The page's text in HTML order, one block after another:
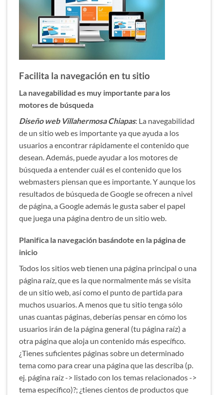
Facilita la navegación en tu sitio
La navegabilidad es muy importante para los
motores de búsqueda
Diseño web Villahermosa Chiapas: La navegabilidad
de un sitio web es importante ya que ayuda a los
usuarios a encontrar rápidamente el contenido que
desean. Además, puede ayudar a los motores de
búsqueda a entender cuál es el contenido que los
webmasters piensan que es importante. Y aunque los
resultados de búsqueda de Google se ofrecen a nivel
de página, a Google además le gusta saber el papel
que juega una página dentro de un sitio web.
Planifica la navegación basándote en la página de
inicio
Todos los sitios web tienen una página principal o una
página raíz, que es la que normalmente más se visita
de un sitio web, así como el punto de partida para
muchos usuarios. A menos que tu sitio tenga sólo
unas cuantas páginas, deberías pensar en cómo los
usuarios irán de la página general (tu página raíz) a
otra página que aloja un contenido más específico.
¿Tienes suficientes páginas sobre un determinado
tema como para crear una página que las describa (p.
ej. página raíz -> listado con los temas relacionados ->
tema específico)?; ¿tienes cientos de productos que